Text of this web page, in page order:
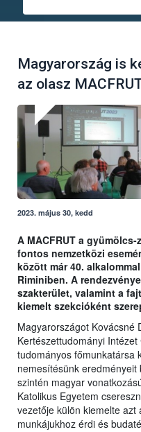
Magyarország is
az olasz
2023. május 30, kedd
A MACFRUT a
fontos nemzetközi
között már 40.
Riminiben. A
szakterület, valamint a
kiemelt szekcióként
Magyarországot Kovácsné
Kertészettudományi
tudományos főmunkatársa
nemesítésünk
szintén magyar
Katolikus Egyetem
vezetője külön kiemelte
munkájukhoz érdi és